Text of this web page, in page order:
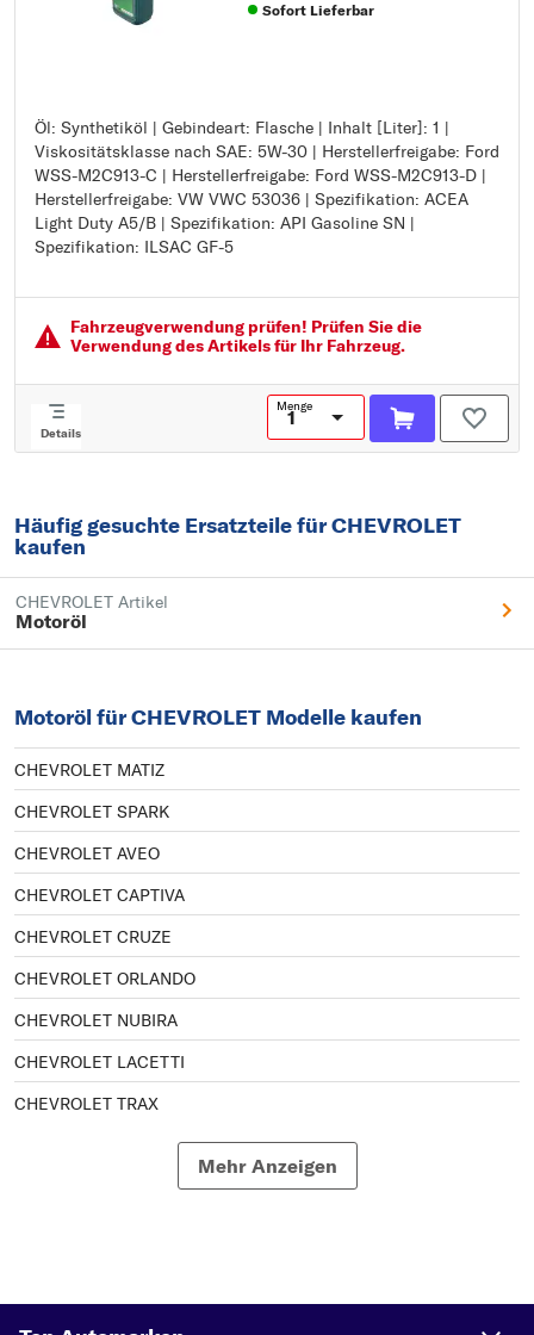
Sofort Lieferbar
Öl: Synthetiköl | Gebindeart: Flasche | Inhalt [Liter]: 1 |
Viskositätsklasse nach SAE: 5W-30 | Herstellerfreigabe: Ford
WSS-M2C913-C | Herstellerfreigabe: Ford WSS-M2C913-D |
Herstellerfreigabe: VW VWC 53036 | Spezifikation: ACEA
Light Duty A5/B | Spezifikation: API Gasoline SN |
Spezifikation: ILSAC GF-5
Öl: Synthetiköl
Gebindeart: Flasche
Inhalt [Liter]: 1
Viskositätsklasse nach SAE: 5W-30
Herstellerfreigabe: Ford WSS-M2C913-C
Herstellerfreigabe: Ford WSS-M2C913-D
Spezifikation: ACEA Light Duty A5/B
Spezifikation: API Gasoline SN
Spezifikation: ILSAC GF-5
Fahrzeugver­wendung prüfen! Prüfen Sie die
Verwendung des Artikels für Ihr Fahrzeug.
Details
Menge
Häufig gesuchte Ersatzteile für CHEVROLET
kaufen
CHEVROLET Artikel
Motoröl
Motoröl für CHEVROLET Modelle kaufen
CHEVROLET MATIZ
CHEVROLET SPARK
CHEVROLET AVEO
CHEVROLET CAPTIVA
CHEVROLET CRUZE
CHEVROLET ORLANDO
CHEVROLET NUBIRA
CHEVROLET LACETTI
CHEVROLET TRAX
CHEVROLET CAMARO
Mehr Anzeigen